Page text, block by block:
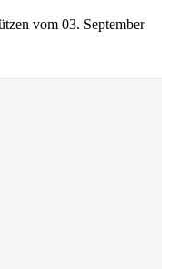
vom 03. September